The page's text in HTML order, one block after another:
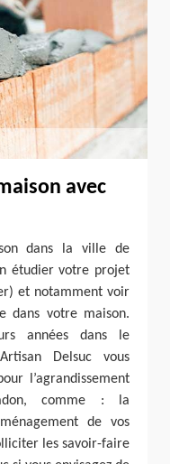
avec
dans la ville de
étudier votre projet
et notamment voir
dans votre maison.
années dans le
Delsuc vous
l’agrandissement
comme : la
de vos
les savoir-faire